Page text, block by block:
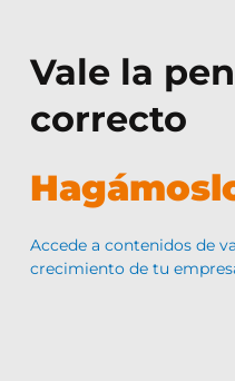
Vale la
correcto
Accede a contenidos de
crecimiento de tu